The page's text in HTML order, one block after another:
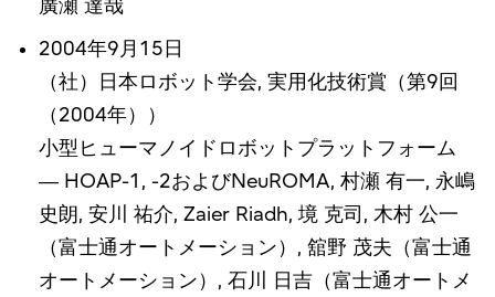
廣瀬 達哉
2004年9月15日
（社）日本ロボット学会, 実用化技術賞（第9回
（2004年））
小型ヒューマノイドロボットプラットフォーム
― HOAP-1, -2およびNeuROMA, 村瀬 有一, 永嶋
史朗, 安川 祐介, Zaier Riadh, 境 克司, 木村 公一
（富士通オートメーション）, 舘野 茂夫（富士通
オートメーション）, 石川 日吉（富士通オートメ